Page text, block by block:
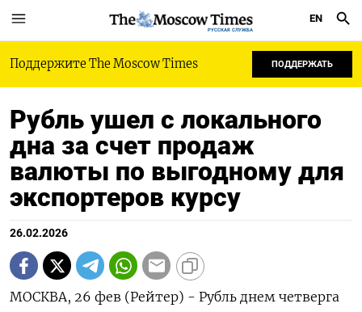
РУССКАЯ СЛУЖБА
EN
Поддержите The Moscow Times ПОДДЕРЖАТЬ
Рубль ушел с локального
дна за счет продаж
валюты по выгодному для
экспортеров курсу
26.02.2026
МОСКВА, 26 фев (Рейтер) - Рубль днем четверга